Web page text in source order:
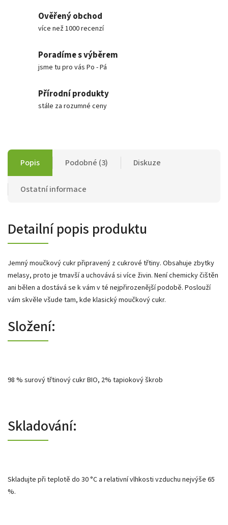
Ověřený obchod
více než 1000 recenzí
Poradíme s výběrem
jsme tu pro vás Po - Pá
Přírodní produkty
stále za rozumné ceny
Popis Podobné (3) Diskuze
Ostatní informace
Detailní popis produktu
Jemný moučkový cukr připravený z cukrové třtiny. Obsahuje zbytky
melasy, proto je tmavší a uchovává si více živin. Není chemicky čištěn
ani bělen a dostává se k vám v té nejpřirozenější podobě. Poslouží
vám skvěle všude tam, kde klasický moučkový cukr.
Složení:
98 % surový třtinový cukr BIO, 2% tapiokový škrob
Skladování:
Skladujte při teplotě do 30 °C a relativní vlhkosti vzduchu nejvýše 65
%.